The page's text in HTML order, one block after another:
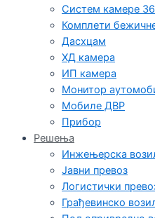
Систем камере
Комплети
Дасхцам
ХД камера
ИП камера
Монитор
Мобиле ДВР
Прибор
Решења
Инжењерска
Јавни превоз
Логистички
Грађевинско